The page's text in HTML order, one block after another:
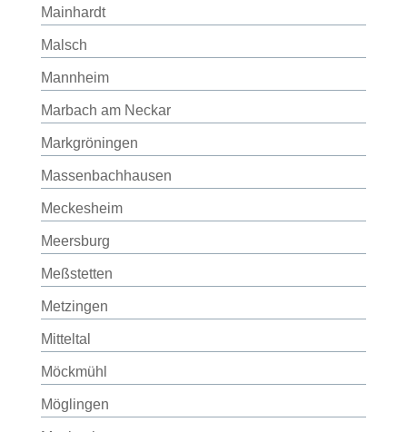
Mainhardt
Malsch
Mannheim
Marbach am Neckar
Markgröningen
Massenbachhausen
Meckesheim
Meersburg
Meßstetten
Metzingen
Mitteltal
Möckmühl
Möglingen